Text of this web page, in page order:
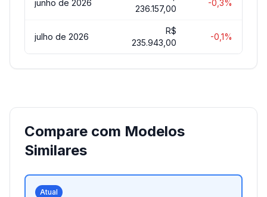
junho de 2026
236.157,00
-0,3%
julho de 2026
R$
235.943,00
-0,1%
Compare com Modelos
Similares
Atual